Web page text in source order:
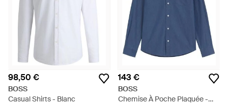
98,50 €
BOSS
Casual Shirts - Blanc
143 €
BOSS
Chemise À Poche Plaquée -